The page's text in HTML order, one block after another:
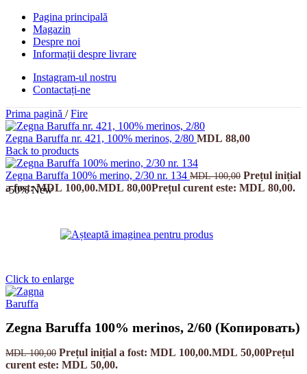
Pagina principală
Magazin
Despre noi
Informații despre livrare
Instagram-ul nostru
Contactați-ne
Prima pagină / Fire
Zegna Baruffa nr. 421, 100% merinos, 2/80 MDL 88,00
Back to products
Zegna Baruffa 100% merino, 2/30 nr. 134 MDL100,00 Prețul inițial
a fost: MDL 100,00.MDL 80,00Prețul curent este: MDL 80,00.
-50% New
Click to enlarge
Zegna Baruffa 100% merinos, 2/60 (Копировать)
MDL100,00 Prețul inițial a fost: MDL 100,00.MDL 50,00Prețul
curent este: MDL 50,00.